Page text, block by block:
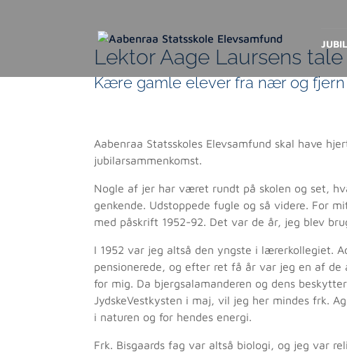
Lektor Aage Laursens
Kære gamle elever fra nær og
Aabenraa Statsskoles Elevsamfund skal have
jubilarsammenkomst.
Nogle af jer har været rundt på skolen og set,
genkende. Udstoppede fugle og så videre. For
med påskrift 1952-92. Det var de år, jeg blev
I 1952 var jeg altså den yngste i lærerkollegiet.
pensionerede, og efter ret få år var jeg en af
for mig. Da bjergsalamanderen og dens
JydskeVestkysten i maj, vil jeg her mindes frk.
i naturen og for hendes energi.
Frk. Bisgaards fag var altså biologi, og jeg var